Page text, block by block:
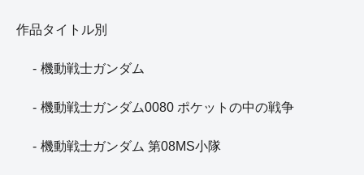
作品タイトル別
機動戦士ガンダム
機動戦士ガンダム0080 ポケットの中の戦争
機動戦士ガンダム 第08MS小隊